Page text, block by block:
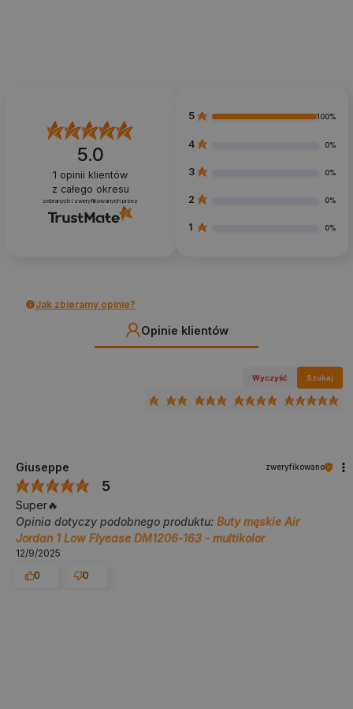
5.0
1 opinii klientów
z całego okresu
zebranych i zweryfikowanych przez
5 100%
4 0%
3 0%
2 0%
1 0%
Jak zbieramy opinie?
Opinie klientów
Wyczyść Szukaj
Giuseppe zweryfikowano
5
Super🔥
Opinia dotyczy podobnego produktu: Buty męskie Air
Jordan 1 Low Flyease DM1206-163 - multikolor
12/9/2025
0
0